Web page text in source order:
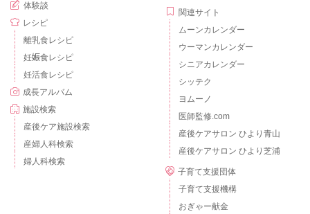
体験談
レシピ
離乳食レシピ
妊娠食レシピ
妊活食レシピ
成長アルバム
施設検索
産後ケア施設検索
産婦人科検索
婦人科検索
関連サイト
ムーンカレンダー
ウーマンカレンダー
シニアカレンダー
シッテク
ヨムーノ
医師監修.com
産後ケアサロン ひより青山
産後ケアサロン ひより芝浦
子育て支援団体
子育て支援機構
おぎゃー献金